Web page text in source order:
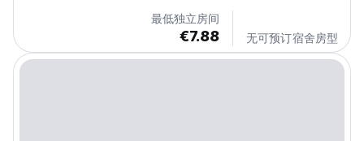
Conditions: Cancellation policy: 1 day(s) before...
最低独立房间
€7.88 无可预订宿舍房型